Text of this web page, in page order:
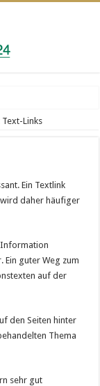
Links
Ein Textlink
daher häufiger
Information
Ein guter Weg zum
auf der
den Seiten hinter
Thema
sehr gut